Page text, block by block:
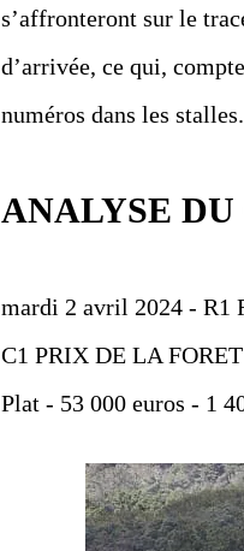
s’affronteront sur le
d’arrivée, ce qui,
numéros dans les stalles.
ANALYSE
mardi 2 avril 2024 - R1
C1 PRIX DE LA
Plat - 53 000 euros - 1